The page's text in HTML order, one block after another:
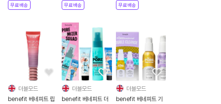
무료배송 무료배송 무료배송
더블모드
benefit 베네피트 립
더블모드
benefit 베네피트 더
더블모드
benefit 베네피트 기